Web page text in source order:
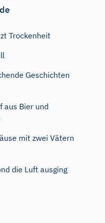
Trockenheit
Geschichten
aus Bier und
mit zwei Vätern
die Luft ausging